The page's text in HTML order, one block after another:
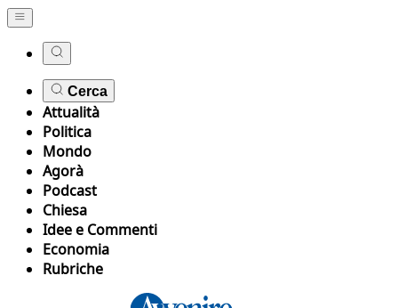
Cerca
Attualità
Politica
Mondo
Agorà
Podcast
Chiesa
Idee e Commenti
Economia
Rubriche